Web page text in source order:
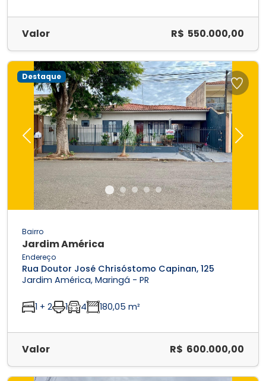
Valor R$ 550.000,00
Previous Next
Destaque
Bairro
Jardim América
Endereço
Rua Doutor José Chrisóstomo Capinan, 125
Jardim América, Maringá - PR
1 + 2 1 4 180,05 m²
Valor R$ 600.000,00